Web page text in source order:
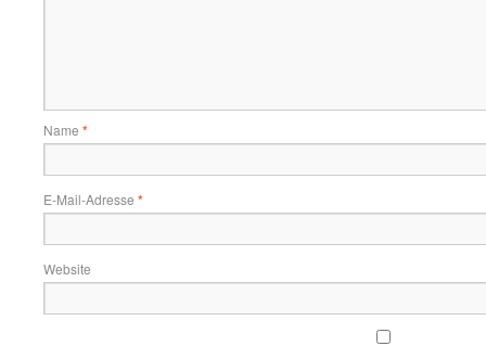
Name *
E-Mail-Adresse *
Website